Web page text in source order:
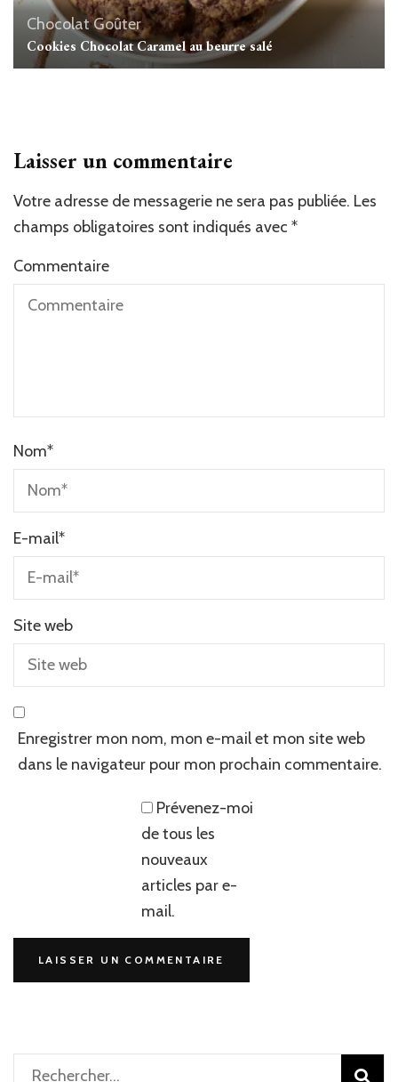
ChocolatGoûter
Cookies Chocolat Caramel au beurre salé
Laisser un commentaire
Votre adresse de messagerie ne sera pas publiée. Les
champs obligatoires sont indiqués avec *
Commentaire
Nom*
E-mail*
Site web
Enregistrer mon nom, mon e-mail et mon site web
dans le navigateur pour mon prochain commentaire.
Prévenez-moi
de tous les
nouveaux
articles par e-
mail.
Rechercher :